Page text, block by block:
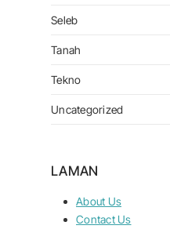
Seleb
Tanah
Tekno
Uncategorized
LAMAN
About Us
Contact Us